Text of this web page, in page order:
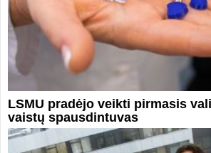
LSMU pradėjo veikti pirmasis
vaistų spausdintuvas